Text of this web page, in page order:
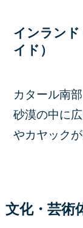
インラン
イド）
カタール南
砂漠の中に
やカヤック
文化・芸術